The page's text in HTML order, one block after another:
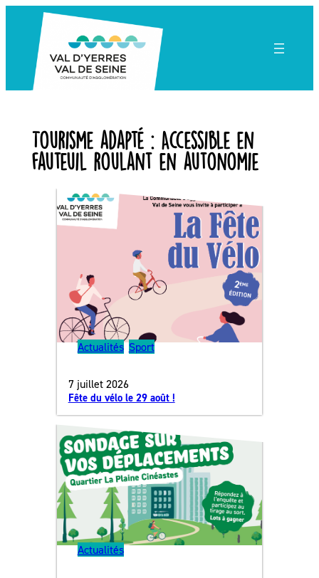
contenu
Tourisme adapté : Accessible en
fauteuil roulant en autonomie
Actualités, Sport
7 juillet 2026
Fête du vélo le 29 août !
Actualités